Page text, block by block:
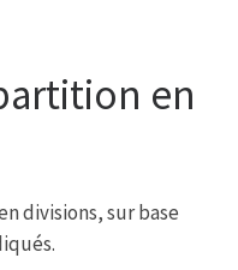
en
divisions, sur base